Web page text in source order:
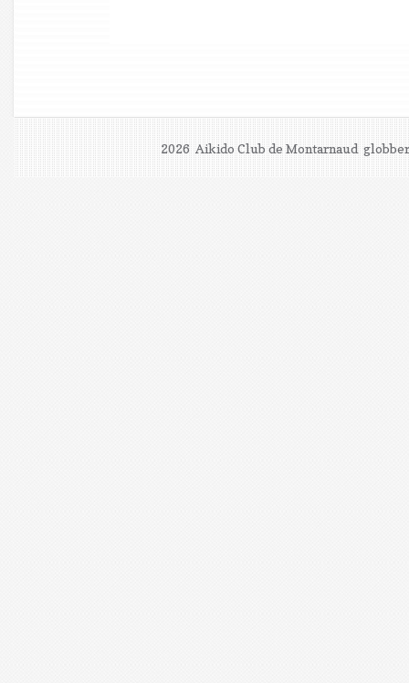
2026 Aikido Club de Montarnaud